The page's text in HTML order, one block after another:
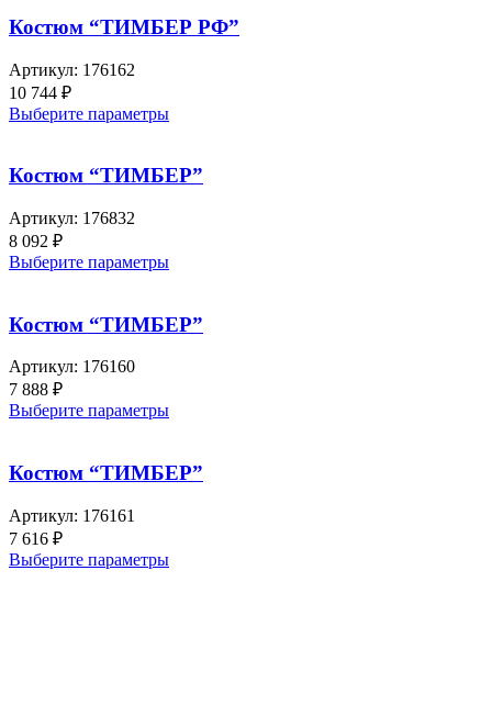
Костюм “ТИМБЕР РФ”
Артикул: 176162
10 744 ₽
Выберите параметры
Костюм “ТИМБЕР”
Артикул: 176832
8 092 ₽
Выберите параметры
Костюм “ТИМБЕР”
Артикул: 176160
7 888 ₽
Выберите параметры
Костюм “ТИМБЕР”
Артикул: 176161
7 616 ₽
Выберите параметры